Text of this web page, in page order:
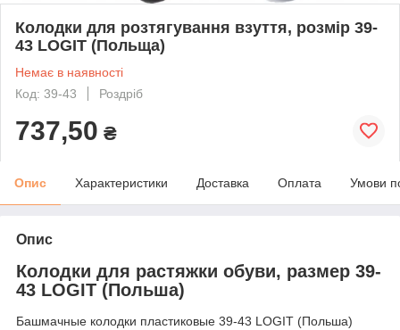
Колодки для розтягування взуття, розмір 39-
43 LOGIT (Польща)
Немає в наявності
Код: 39-43
Роздріб
737,50 ₴
Опис Характеристики Доставка Оплата Умови
Опис
Колодки для растяжки обуви, размер 39-
43 LOGIT (Польша)
Башмачные колодки пластиковые 39-43 LOGIT (Польша)